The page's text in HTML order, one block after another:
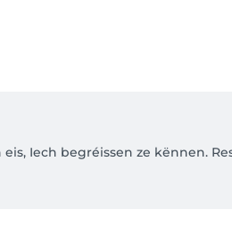
Iech begréissen ze kënnen.